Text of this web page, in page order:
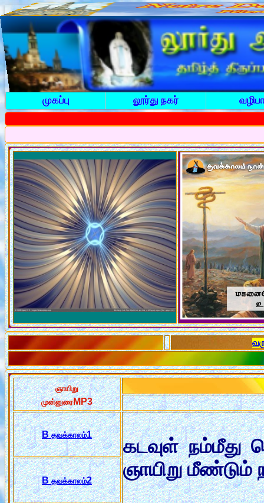
முகப்பு லூர்து நகர்
ஞாயிறு
முன்னுரைMP3
Bதவக்காலம்1
கடவுள்
ஞாயிறு மீண்டும்
Bதவக்காலம்2